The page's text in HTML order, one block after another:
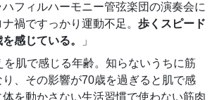
ハフィルハーモニー管弦楽団の演奏会に
禍ですっかり運動不足。 歩くスピード
感じている。
」
を肌で感じる年齢。知らないうちに筋
、その影響が70歳を過ぎると肌で感
体を動かさない生活習慣で使わない筋肉